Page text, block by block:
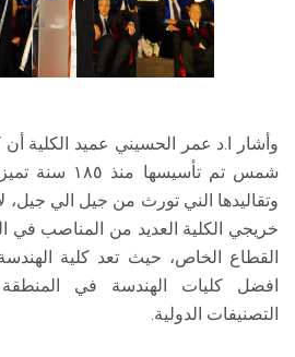
وأشار ا.د عمر الحسيني عميد الكلية
شمس تم
وتقاليدها الني تورث من جيل الي جيل،
خريجي الكلية العديد من المناصب في
القطاع الخاص، حيث تعد كلية
افضل كليات الهندسة في المنطقة
التصنيفات الدولية.